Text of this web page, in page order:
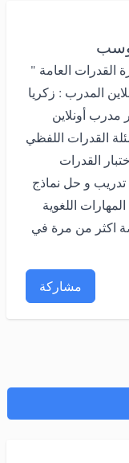
العامة "
المدرب : زكريا
مدرب أونلاين
القدرات اللفظي
القدرات
تدريب و حل نماذج
اللغوية
اكثر من مرة في
مشاركة